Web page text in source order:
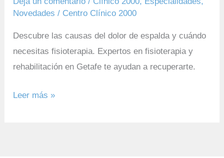
Novedades / Centro Clínico 2000
Descubre las causas del dolor de espalda y cuándo
necesitas fisioterapia. Expertos en fisioterapia y
rehabilitación en Getafe te ayudan a recuperarte.
Leer más »